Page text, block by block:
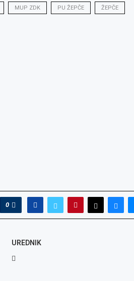
MUP ZDK PU ŽEPČE ŽEPČE
0
UREDNIK